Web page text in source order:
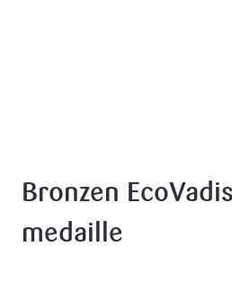
Bronzen EcoVadis
medaille